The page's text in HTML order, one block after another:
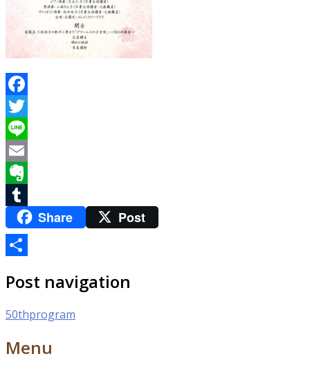
Facebook
Twitter
Line
Email
Evernote
TumblrShare Post
有
Post navigation
50thprogram
Menu